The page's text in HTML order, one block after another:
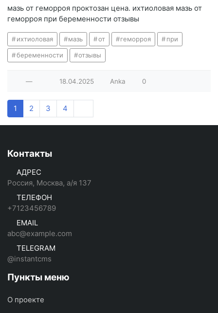
мазь от геморроя проктозан цена. ихтиоловая мазь от
геморроя при беременности отзывы
ихтиоловая мазь от геморроя при
беременности отзывы
— 18.04.2025 Anka 0
1 2 3 4
Контакты
АДРЕС
Россия, Москва, а/я 137
ТЕЛЕФОН
+7123456789
EMAIL
abc@example.com
TELEGRAM
@instantcms
Пункты меню
О проекте